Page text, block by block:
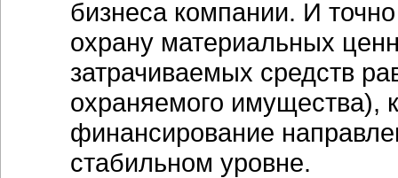
бизнеса компании. И
охрану материальных
затрачиваемых средств
охраняемого имущества),
финансирование
стабильном уровне.